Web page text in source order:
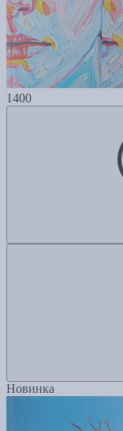
1400
Новинка